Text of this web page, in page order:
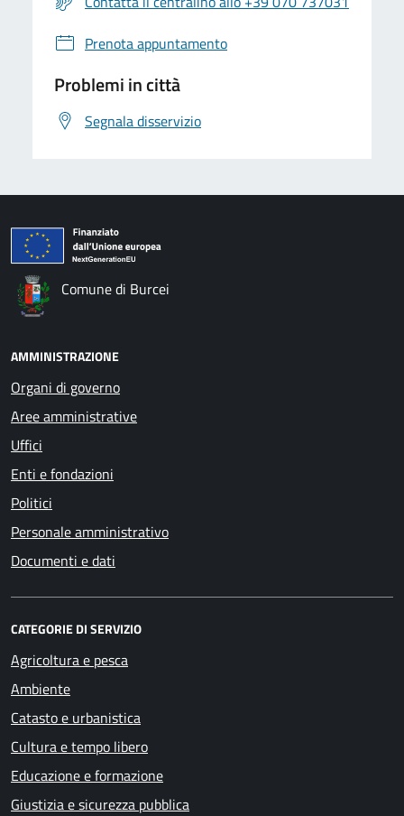
Prenota appuntamento
Problemi in città
Segnala disservizio
Comune di Burcei
AMMINISTRAZIONE
Organi di governo
Aree amministrative
Uffici
Enti e fondazioni
Politici
Personale amministrativo
Documenti e dati
CATEGORIE DI SERVIZIO
Agricoltura e pesca
Ambiente
Catasto e urbanistica
Cultura e tempo libero
Educazione e formazione
Giustizia e sicurezza pubblica